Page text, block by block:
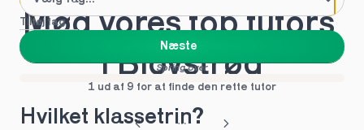
Tilføj fag
Næste
Spring over
1 ud af 9 for at finde den rette tutor
Hvilket klassetrin?
Mød vores top tutors
i Blovstrød